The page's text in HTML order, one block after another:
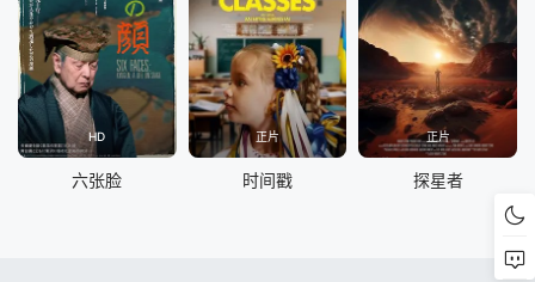
HD
六张脸
正片
时间戳
正片
探星者